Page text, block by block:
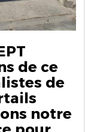
de ce
de
notre